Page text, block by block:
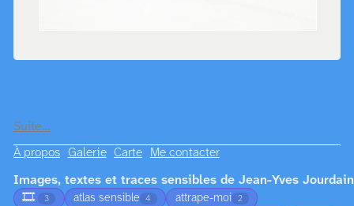
Suite…
À propos Galerie Carte Me contacter
Images, textes et traces sensibles de Jean-Yves Jourdain
🎞️
3 atlas sensible 4 attrape-moi 2